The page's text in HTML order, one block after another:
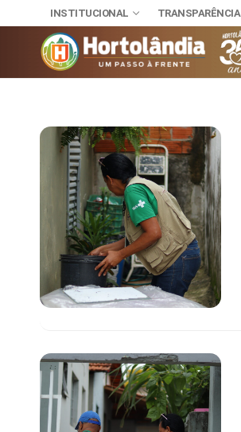
INSTITUCIONAL TRANSPARÊNCIA